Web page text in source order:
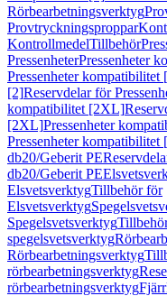
Rörbearbetningsverktyg
Provtryckningsproppar
KontrollmedelTillbehör
PressenheterPressenheter
Pressenheter kompatibilitet
[2]Reservdelar för
kompatibilitet [2XL]
[2XL]Pressenheter
Pressenheter kompatibilitet
db20/Geberit PE
db20/Geberit PE
ElsvetsverktygTillbehör för
Elsvetsverktyg
Spegelsvetsverktyg
spegelsvetsverktyg
Rörbearbetningsverktyg
rörbearbetningsverktyg
rörbearbetningsverktyg